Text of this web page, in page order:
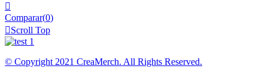

Comparar(0)
Scroll Top
© Copyright 2021 CreaMerch. All Rights Reserved.